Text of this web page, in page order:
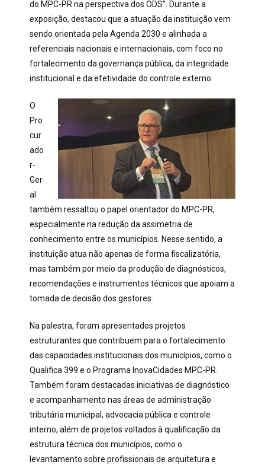
do MPC-PR na perspectiva dos ODS”. Durante a
exposição, destacou que a atuação da instituição vem
sendo orientada pela Agenda 2030 e alinhada a
referenciais nacionais e internacionais, com foco no
fortalecimento da governança pública, da integridade
institucional e da efetividade do controle externo.
O
Pro
cur
ado
r-
Ger
al
também ressaltou o papel orientador do MPC-PR,
especialmente na redução da assimetria de
conhecimento entre os municípios. Nesse sentido, a
instituição atua não apenas de forma fiscalizatória,
mas também por meio da produção de diagnósticos,
recomendações e instrumentos técnicos que apoiam a
tomada de decisão dos gestores.
Na palestra, foram apresentados projetos
estruturantes que contribuem para o fortalecimento
das capacidades institucionais dos municípios, como o
Qualifica 399 e o Programa InovaCidades MPC-PR.
Também foram destacadas iniciativas de diagnóstico
e acompanhamento nas áreas de administração
tributária municipal, advocacia pública e controle
interno, além de projetos voltados à qualificação da
estrutura técnica dos municípios, como o
levantamento sobre profissionais de arquitetura e